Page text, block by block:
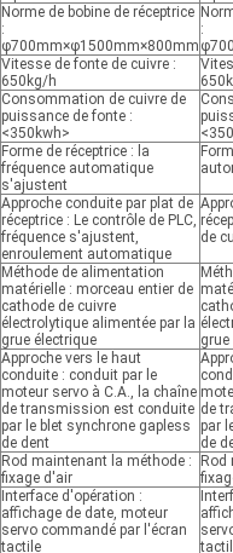
Norme de bobine de réceptrice
:
φ700mm×φ1500mm×800mm
:
Vitesse de fonte de cuivre :
650kg/h
Consommation de cuivre de
puissance de fonte :
<350kwh>
Forme de réceptrice : la
fréquence automatique
s'ajustent
Approche conduite par plat de
réceptrice : Le contrôle de PLC,
fréquence s'ajustent,
enroulement automatique
de
Méthode de alimentation
matérielle : morceau entier de
cathode de cuivre
électrolytique alimentée par la
grue électrique
grue
Approche vers le haut
conduite : conduit par le
moteur servo à C.A., la chaîne
de transmission est conduite
par le blet synchrone gapless
de dent
de
par
de
Rod maintenant la méthode :
fixage d'air
Rod
Interface d'opération :
affichage de date, moteur
servo commandé par l'écran
tactile